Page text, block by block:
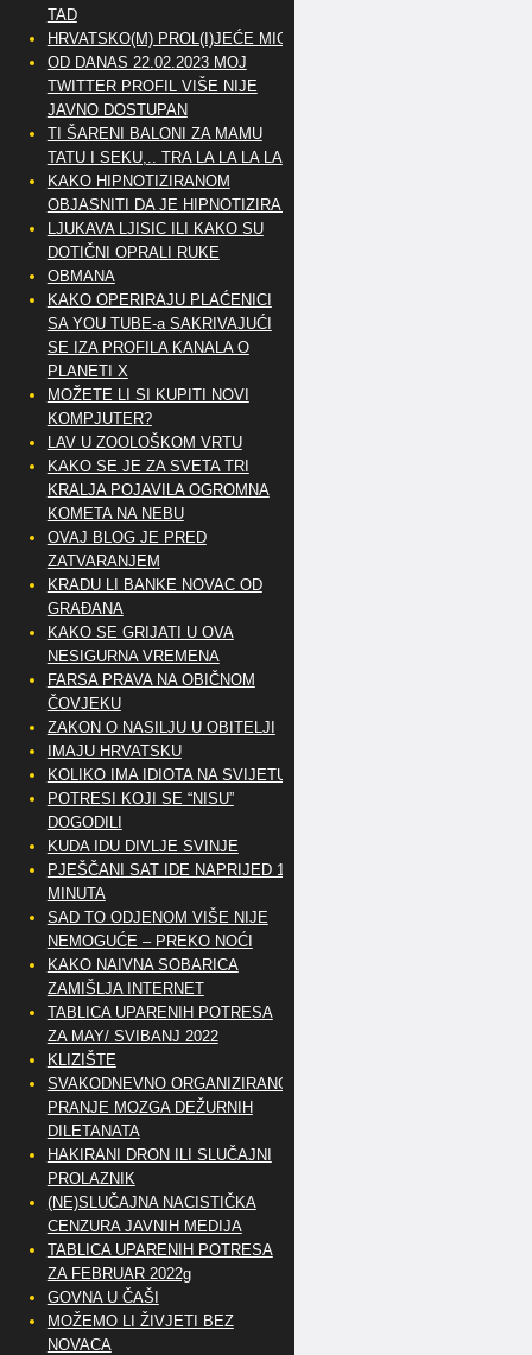
TAD
HRVATSKO(M) PROL(I)JEĆE MIG
OD DANAS 22.02.2023 MOJ
TWITTER PROFIL VIŠE NIJE
JAVNO DOSTUPAN
TI ŠARENI BALONI ZA MAMU
TATU I SEKU,.. TRA LA LA LA LA
KAKO HIPNOTIZIRANOM
OBJASNITI DA JE HIPNOTIZIRAN
LJUKAVA LJISIC ILI KAKO SU
DOTIČNI OPRALI RUKE
OBMANA
KAKO OPERIRAJU PLAĆENICI
SA YOU TUBE-a SAKRIVAJUĆI
SE IZA PROFILA KANALA O
PLANETI X
MOŽETE LI SI KUPITI NOVI
KOMPJUTER?
LAV U ZOOLOŠKOM VRTU
KAKO SE JE ZA SVETA TRI
KRALJA POJAVILA OGROMNA
KOMETA NA NEBU
OVAJ BLOG JE PRED
ZATVARANJEM
KRADU LI BANKE NOVAC OD
GRAĐANA
KAKO SE GRIJATI U OVA
NESIGURNA VREMENA
FARSA PRAVA NA OBIČNOM
ČOVJEKU
ZAKON O NASILJU U OBITELJI
IMAJU HRVATSKU
KOLIKO IMA IDIOTA NA SVIJETU?
POTRESI KOJI SE “NISU”
DOGODILI
KUDA IDU DIVLJE SVINJE
PJEŠČANI SAT IDE NAPRIJED 10
MINUTA
SAD TO ODJENOM VIŠE NIJE
NEMOGUĆE – PREKO NOĆI
KAKO NAIVNA SOBARICA
ZAMIŠLJA INTERNET
TABLICA UPARENIH POTRESA
ZA MAY/ SVIBANJ 2022
KLIZIŠTE
SVAKODNEVNO ORGANIZIRANO
PRANJE MOZGA DEŽURNIH
DILETANATA
HAKIRANI DRON ILI SLUČAJNI
PROLAZNIK
(NE)SLUČAJNA NACISTIČKA
CENZURA JAVNIH MEDIJA
TABLICA UPARENIH POTRESA
ZA FEBRUAR 2022g
GOVNA U ČAŠI
MOŽEMO LI ŽIVJETI BEZ
NOVACA